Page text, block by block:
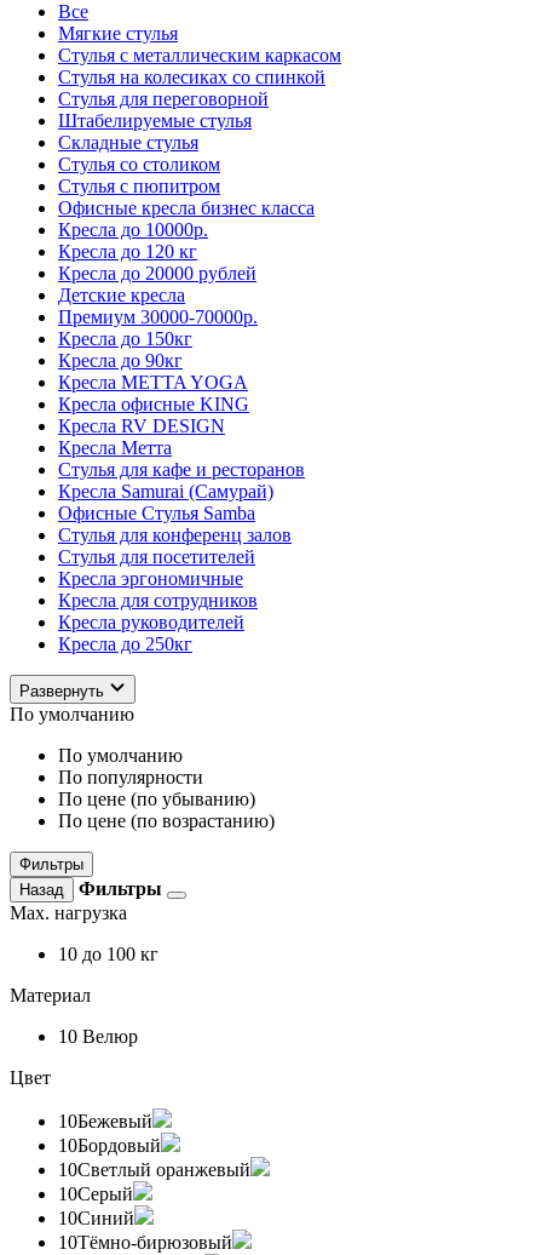
Все
Мягкие стулья
Стулья с металлическим каркасом
Стулья на колесиках со спинкой
Стулья для переговорной
Штабелируемые стулья
Складные стулья
Стулья со столиком
Стулья с пюпитром
Офисные кресла бизнес класса
Кресла до 10000р.
Кресла до 120 кг
Кресла до 20000 рублей
Детские кресла
Премиум 30000-70000р.
Кресла до 150кг
Кресла до 90кг
Кресла METTA YOGA
Кресла офисные KING
Кресла RV DESIGN
Кресла Метта
Стулья для кафе и ресторанов
Кресла Samurai (Самурай)
Офисные Стулья Samba
Стулья для конференц залов
Стулья для посетителей
Кресла эргономичные
Кресла для сотрудников
Кресла руководителей
Кресла до 250кг
Развернуть
По умолчанию
По умолчанию
По популярности
По цене (по убыванию)
По цене (по возрастанию)
Фильтры
Назад
Фильтры
Max. нагрузка
10 до 100 кг
Материал
10 Велюр
Цвет
10Бежевый
10Бордовый
10Светлый оранжевый
10Серый
10Синий
10Тёмно-бирюзовый